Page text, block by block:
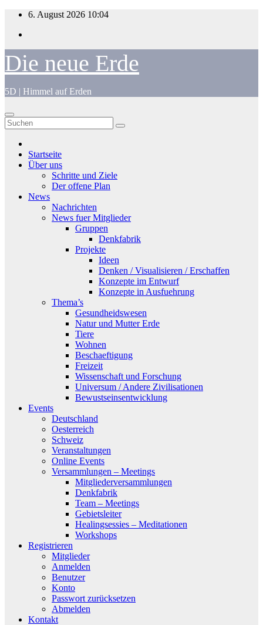
Zum
springen
6. August 2026 10:04
Die neue Erde
5D | Himmel auf Erden
Startseite
Über uns
Schritte und Ziele
Der offene Plan
News
Nachrichten
News fuer Mitglieder
Gruppen
Denkfabrik
Projekte
Ideen
Denken / Visualisieren / Erschaffen
Konzepte im Entwurf
Konzepte in Ausfuehrung
Thema’s
Gesundheidswesen
Natur und Mutter Erde
Tiere
Wohnen
Beschaeftigung
Freizeit
Wissenschaft und Forschung
Universum / Andere Zivilisationen
Bewustseinsentwicklung
Events
Deutschland
Oesterreich
Schweiz
Veranstaltungen
Online Events
Versammlungen – Meetings
Mitgliederversammlungen
Denkfabrik
Team – Meetings
Gebietsleiter
Healingsessies – Meditationen
Workshops
Registrieren
Mitglieder
Anmelden
Benutzer
Konto
Passwort zurücksetzen
Abmelden
Kontakt